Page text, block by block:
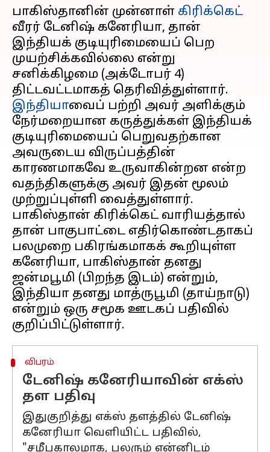
பாகிஸ்தானின் முன்னாள் கிரிக்கெட்
வீரர் டேனிஷ் கனேரியா, தான்
இந்தியக் குடியுரிமையைப் பெற
முயற்சிக்கவில்லை என்று
சனிக்கிழமை (அக்டோபர் 4)
இந்தியாவைப் பற்றி அவர் அளிக்கும்
நேர்மறையான கருத்துக்கள் இந்தியக்
குடியுரிமையைப் பெறுவதற்கான
அவருடைய விருப்பத்தின்
காரணமாகவே உருவாகின்றன என்ற
வதந்திகளுக்கு அவர் இதன் மூலம்
முற்றுப்புள்ளி வைத்துள்ளார்.
பாகிஸ்தான் கிரிக்கெட் வாரியத்தால்
தான் பாகுபாட்டை எதிர்கொண்டதாகப்
பலமுறை பகிரங்கமாகக் கூறியுள்ள
கனேரியா, பாகிஸ்தான் தனது
ஜன்மபூமி (பிறந்த இடம்) என்றும்,
இந்தியா தனது மாத்ருபூமி (தாய்நாடு)
என்றும் ஒரு சமூக ஊடகப் பதிவில்
விபரம்
டேனிஷ் கனேரியாவின் எக்ஸ்
தள பதிவு
இதுகுறித்து எக்ஸ் தளத்தில் டேனிஷ்
கனேரியா வெளியிட்ட பதிவில்,
"சமீபகாலமாக, பலரும் என்னிடம்